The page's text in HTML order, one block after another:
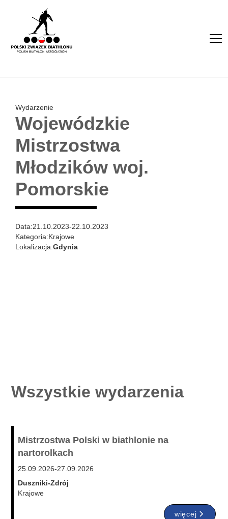
Wydarzenie
Wojewódzkie
Mistrzostwa
Młodzików woj.
Pomorskie
Data:21.10.2023-22.10.2023
Kategoria:Krajowe
Lokalizacja:Gdynia
Wszystkie wydarzenia
Mistrzostwa Polski w biathlonie na
nartorolkach
25.09.2026-27.09.2026
Duszniki-Zdrój
Krajowe
więcej